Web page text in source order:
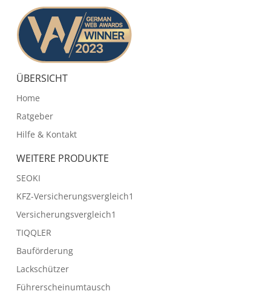
ÜBERSICHT
Home
Ratgeber
Hilfe & Kontakt
WEITERE PRODUKTE
SEOKI
KFZ-Versicherungsvergleich1
Versicherungsvergleich1
TIQQLER
Bauförderung
Lackschützer
Führerscheinumtausch